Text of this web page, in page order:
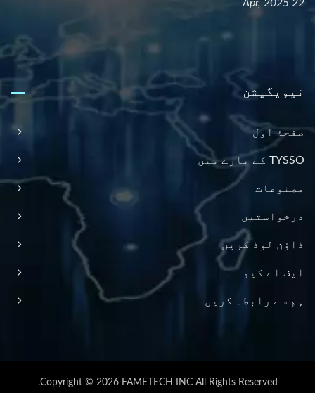
22 Apr, 2025
نیویگیشن
صفحۂ اول
TYSSO کے بارے میں
مصنوعات
درخواستیں
ڈاؤن لوڈ کریں
ایف اے کیو
ہم سے رابطہ کریں
Copyright © 2026 FAMETECH INCAll Rights Reserved.